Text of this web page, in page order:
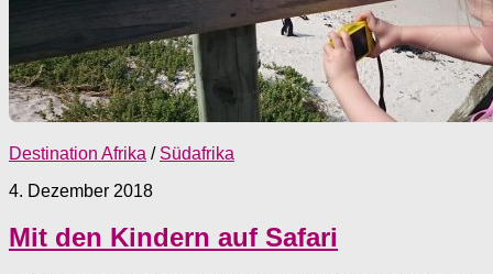
Destination Afrika / Südafrika
4. Dezember 2018
Mit den Kindern auf Safari